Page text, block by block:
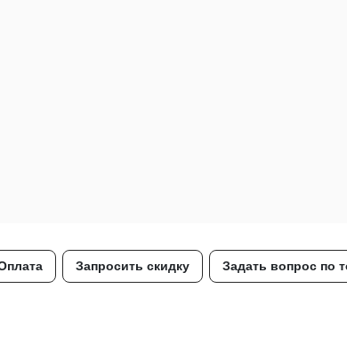
Запросить скидку Задать вопрос по